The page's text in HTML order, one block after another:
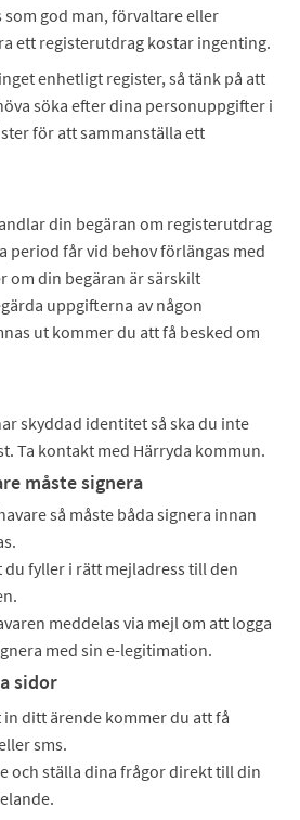
som god man, förvaltare eller
ett registerutdrag kostar ingenting.
enhetligt register, så tänk på att
söka efter dina personuppgifter i
för att sammanställa ett
din begäran om registerutdrag
period får vid behov förlängas med
om din begäran är särskilt
uppgifterna av någon
ut kommer du att få besked om
skyddad identitet så ska du inte
Ta kontakt med Härryda kommun.
måste signera
så måste båda signera innan
fyller i rätt mejladress till den
meddelas via mejl om att logga
med sin e-legitimation.
sidor
ditt ärende kommer du att få
sms.
och ställa dina frågor direkt till din